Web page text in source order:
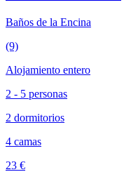
Baños de la Encina
(9)
Alojamiento entero
2 - 5 personas
2 dormitorios
4 camas
23 €